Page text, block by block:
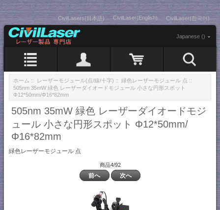
CivilLasers(日本語) CivilLaser(English) CivilLaser(한국어)
Japanese ()
ホーム :: レーザーモジュール(点/線/十字) :: 緑色レーザーモジュール 点 ::
505nm 35mW 緑色 レーザーダイオードモジュール 小さな円形スポット
Φ12*50mm/Φ16*82mm
505nm 35mW 緑色 レーザーダイオードモジ
ュール 小さな円形スポット Φ12*50mm/
Φ16*82mm
緑色レーザーモジュール 点
商品4/92
前へ 次へ